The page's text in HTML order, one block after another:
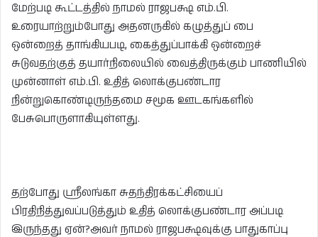
மேற்படி கூட்டத்தில் நாமல் ராஜபக்ஷ எம்.பி.
உரையாற்றும்போது அதனருகில் கழுத்துப் பை
ஒன்றைத் தாங்கியபடி, கைத்துப்பாக்கி ஒன்றைச்
சுடுவதற்குத் தயார்நிலையில் வைத்திருக்கும் பாணியில்
முன்னாள் எம்.பி. உதித் லொக்குபண்டார
நின்றுகொண்டிருந்தமை சமூக ஊடகங்களில்
பேசுபொருளாகியுள்ளது.
தற்போது ஸ்ரீலங்கா சுதந்திரக்கட்சியைப்
பிரதிநித்துவப்படுத்தும் உதித் லொக்குபண்டார அப்படி
இருந்தது ஏன்?அவர் நாமல் ராஜபக்ஷவுக்கு பாதுகாப்பு